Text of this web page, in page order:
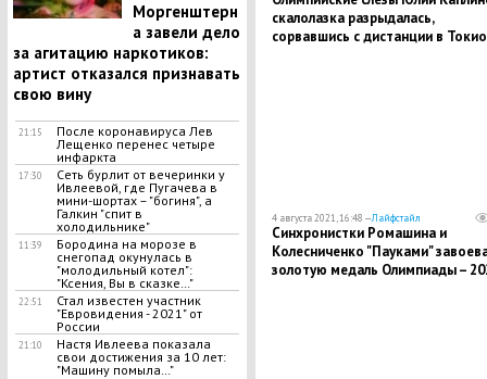
Моргенштерн
а завели дело
за агитацию наркотиков:
артист отказался признавать
свою вину
21:15
После коронавируса Лев
Лещенко перенес четыре
инфаркта
17:30
Сеть бурлит от вечеринки у
Ивлеевой, где Пугачева в
мини-шортах – "богиня", а
Галкин "спит в
холодильнике"
11:39
Бородина на морозе в
снегопад окунулась в
"молодильный котел":
"Ксения, Вы в сказке…"
22:51
Стал известен участник
"Евровидения - 2021" от
России
21:10
Настя Ивлеева показала
свои достижения за 10 лет:
"Машину помыла…"
скалолазка разрыдалась,
сорвавшись с дистанции в Токио
4 августа 2021, 16:48 —Лайфстайл
Синхронистки Ромашина и
Колесниченко "Пауками"
золотую медаль Олимпиады –